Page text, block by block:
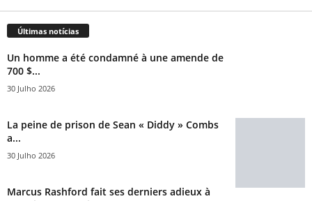
Últimas notícias
Un homme a été condamné à une amende de
700 $...
30 Julho 2026
La peine de prison de Sean « Diddy » Combs
a...
30 Julho 2026
Marcus Rashford fait ses derniers adieux à